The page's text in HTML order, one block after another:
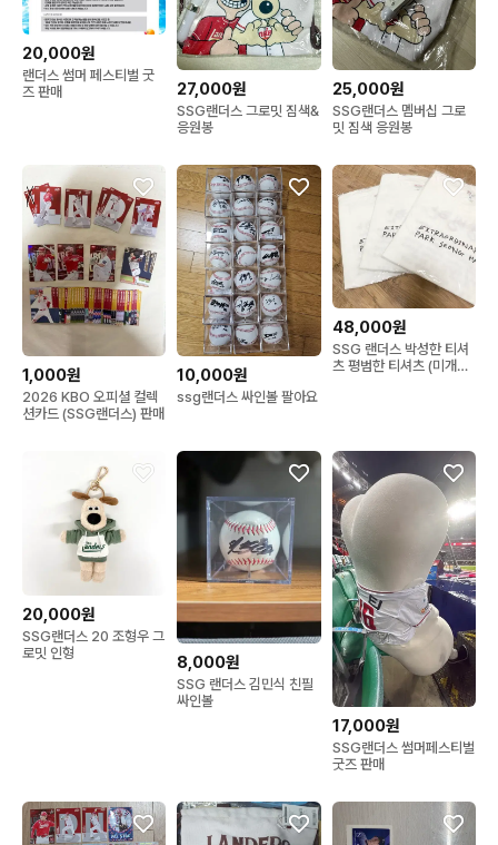
20,000원
랜더스 썸머 페스티벌 굿
즈 판매
27,000원
SSG랜더스 그로밋 짐색&
응원봉
25,000원
SSG랜더스 멤버십 그로
밋 짐색 응원봉
1,000원
2026 KBO 오피셜 컬렉
션카드 (SSG랜더스) 판매
10,000원
ssg랜더스 싸인볼 팔아요
48,000원
SSG 랜더스 박성한 티셔
츠 평범한 티셔츠 (미개봉
20,000원
SSG랜더스 20 조형우 그
로밋 인형
8,000원
SSG 랜더스 김민식 친필
싸인볼
17,000원
SSG랜더스 썸머페스티벌
굿즈 판매